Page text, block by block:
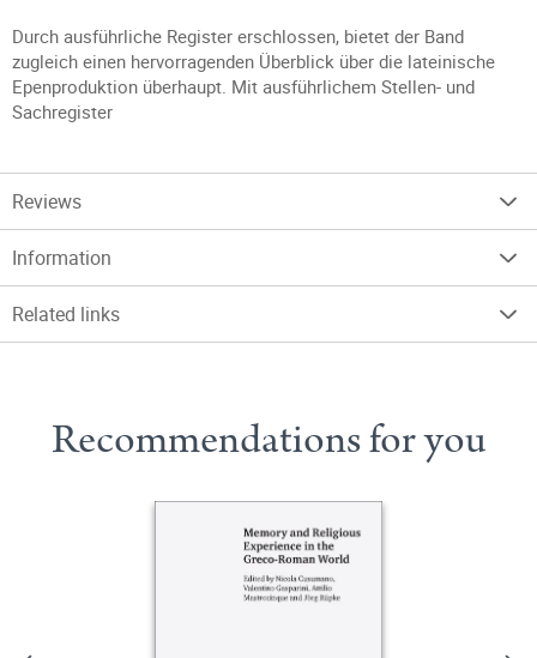
Durch ausführliche Register erschlossen, bietet der Band
zugleich einen hervorragenden Überblick über die lateinische
Epenproduktion überhaupt. Mit ausführlichem Stellen- und
Sachregister
Reviews
Information
Related links
Recommendations for you